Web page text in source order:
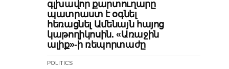
գլխավոր քարտուղարը
պատրաստ է օգնել
հեռացնել Ամենայն հայոց
կաթողիկոսին. «Առաջին
ալիք»-ի ռեպորտաժը
POLITICS